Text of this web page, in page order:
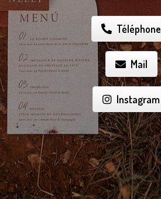
Téléphone
Mail
Instagram